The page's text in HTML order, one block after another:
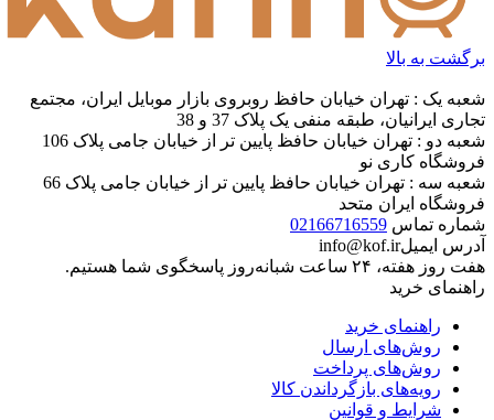
برگشت به بالا
شعبه یک : تهران خیابان حافظ روبروی بازار موبایل ایران، مجتمع
تجاری ایرانیان، طبقه منفی یک پلاک 37 و 38
شعبه دو : تهران خیابان حافظ پایین تر از خیابان جامی پلاک 106
فروشگاه کاری نو
شعبه سه : تهران خیابان حافظ پایین تر از خیابان جامی پلاک 66
فروشگاه ایران متحد
شماره تماس 02166716559
آدرس ایمیلinfo@kof.ir
هفت روز هفته، ۲۴ ساعت شبانه‌روز پاسخگوی شما هستیم.
راهنمای خرید
راهنمای خرید
روش‌های ارسال
روش‌های پرداخت
رویه‌های بازگرداندن کالا
شرایط و قوانین